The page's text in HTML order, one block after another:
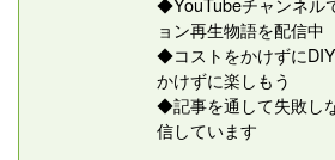
ョン再生物語を配信中
◆コストをかけずに
かけずに楽しもう
◆記事を通して失敗し
信しています